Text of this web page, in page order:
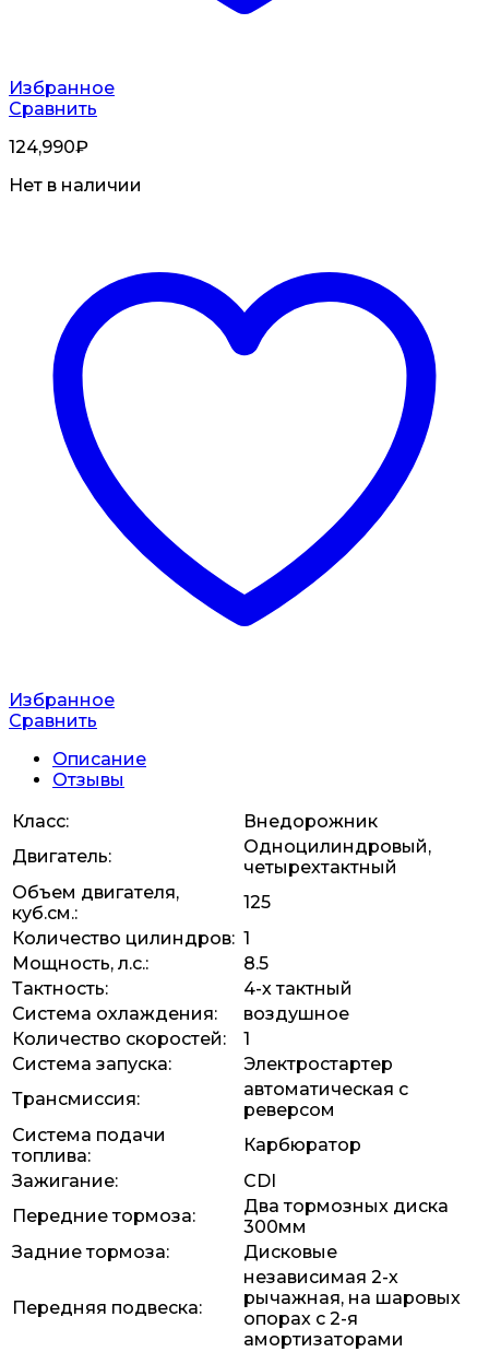
Избранное
Сравнить
124,990₽
Нет в наличии
Избранное
Сравнить
Описание
Отзывы
Класс:
Внедорожник
Двигатель:
Одноцилиндровый,
четырехтактный
Объем двигателя,
куб.см.:
125
Количество цилиндров: 1
Мощность, л.с.:
8.5
Тактность:
4-х тактный
Система охлаждения:
воздушное
Количество скоростей:
1
Система запуска:
Электростартер
Трансмиссия:
автоматическая с
реверсом
Система подачи
топлива:
Карбюратор
Зажигание:
CDI
Передние тормоза:
Два тормозных диска
300мм
Задние тормоза:
Дисковые
Передняя подвеска:
независимая 2-х
рычажная, на шаровых
опорах с 2-я
амортизаторами